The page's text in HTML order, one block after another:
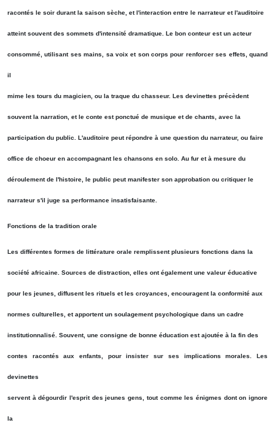
racontés le soir durant la saison sèche, et l'interaction entre le narrateur et l'auditoire
atteint souvent des sommets d'intensité dramatique. Le bon conteur est un acteur
consommé, utilisant ses mains, sa voix et son corps pour renforcer ses effets, quand
il
mime les tours du magicien, ou la traque du chasseur. Les devinettes précèdent
souvent la narration, et le conte est ponctué de musique et de chants, avec la
participation du public. L'auditoire peut répondre à une question du narrateur, ou faire
office de choeur en accompagnant les chansons en solo. Au fur et à mesure du
déroulement de l'histoire, le public peut manifester son approbation ou critiquer le
narrateur s'il juge sa performance insatisfaisante.
Fonctions de la tradition orale
Les différentes formes de littérature orale remplissent plusieurs fonctions dans la
société africaine. Sources de distraction, elles ont également une valeur éducative
pour les jeunes, diffusent les rituels et les croyances, encouragent la conformité aux
normes culturelles, et apportent un soulagement psychologique dans un cadre
institutionnalisé. Souvent, une consigne de bonne éducation est ajoutée à la fin des
contes racontés aux enfants, pour insister sur ses implications morales. Les
devinettes
servent à dégourdir l'esprit des jeunes gens, tout comme les énigmes dont on ignore
la